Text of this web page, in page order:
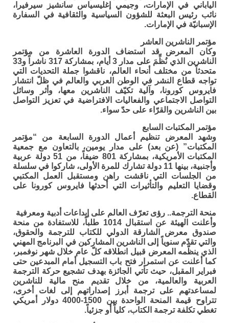
الياباني في الإمارات، وجيمي إغليسياس سانشيز سيرفيرا،
نائب رئيس البعثة للشؤون السياسية والثقافية في السفارة
الإسبانيّة في الإمارات.
مؤتمر الناشرين العاشر
وكان المعرض قد استضاف الدورة العاشرة من مؤتمر
الناشرين الذي نُظِّمَ على مدار 3 أيام، بمشاركة 317 ناشراً و33
متحدثاً من مختلف أنحاء العالم، ناقشوا جملة التحديات التي
تواجه قطاع النشر في الوطن العربي والعالم في ظلّ انتشار
فايروس كورونا، وآلية تكيّف الناشرين معها، وأثر وسائل
التواصل الاجتماعي والفعاليات الافتراضية في تعزيز التواصل
بين الناشرين والقرّاء على حدّ سواء.
مؤتمر المكتبات السابع
وشهد المعرض تنظيم أعمال الدورة السابعة من “مؤتمر
المكتبات” (عن بعد) على مدار يومين، بالتعاون مع جمعية
المكتبات الأمريكية، بمشاركة 801 ضيفاً، من 51 دولة عربية
وأجنبية، بينها 11 دولة تشارك للمرة الأولى، شاركوا في سلسلة
من الجلسات التي ناقشت راهن ومستقبل العمل المكتبي
وقضايا التعليم والتأثيرات التي أحدثها فايروس كورونا على
القطاع.
منحة الترجمة.. رؤى تعرّف العالم على إبداعات أدبية ومعرفية
وأعلنت الهيئة عن استقبال 1014 طلباً، للاستفادة من منحة
صندوق معرض الشارقة الدولي للكتاب للترجمة والحقوق،
والتي تقدّم سنوياً إلى الناشرين المشاركين في البرنامج المهني
الذي ينظّمه المعرض قبيل انطلاقه كلّ عام خلال شهر نوفمبر،
كما أعلنت عن استمرار فتح باب التسجيل أمام المبدعين حتى
فبراير المقبل، حيث تأتي الجائزة بهدف تشجيع حركة الترجمة
العربية والعالمية، من خلال تقديم منح مالية للناشرين
لمساعدتهم على ترجمة أبرز إصداراتهم إلى لغات أخرى،
تتراوح قيمة المنحة الواحدة بين 1500-4000 دولار أمريكي
تغطي تكلفة ترجمة الكتاب، كلياً أو جزئياً.